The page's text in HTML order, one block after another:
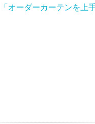
「オーダーカーテンを上